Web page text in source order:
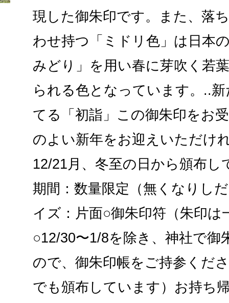
現した御朱印です。また、落
わせ持つ「ミドリ色」は日本
みどり」を用い春に芽吹く若
られる色となっています。..
てる「初詣」この御朱印をお
のよい新年をお迎えいただけ
12/21月、冬至の日から頒布し
期間：数量限定（無くなりし
イズ：片面○御朱印符（朱印
○12/30〜1/8を除き、神社で御
ので、御朱印帳をご持参くだ
でも頒布しています）お持ち